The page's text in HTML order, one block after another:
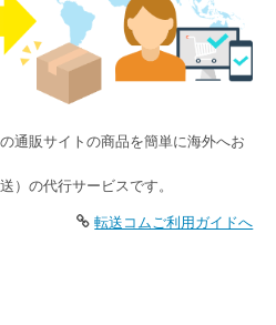
通販サイトの商品を簡単に海外へお
）の代行サービスです。
転送コムご利用ガイドへ